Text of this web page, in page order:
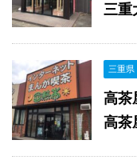
三重
三重県
高茶
高茶